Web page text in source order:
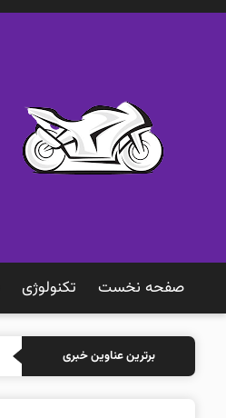
صفحه نخست تکنولوژی
برترین عناوین خبری